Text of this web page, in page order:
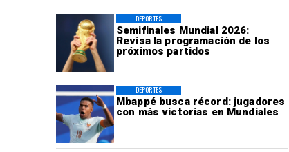
Semifinales Mundial 2026:
Revisa la programación de los
próximos partidos
DEPORTES
Mbappé busca récord: jugadores
con más victorias en Mundiales
DEPORTES